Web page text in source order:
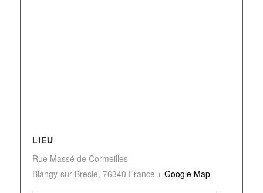
LIEU
Rue Massé de Cormeilles
Blangy-sur-Bresle, 76340 France + Google Map